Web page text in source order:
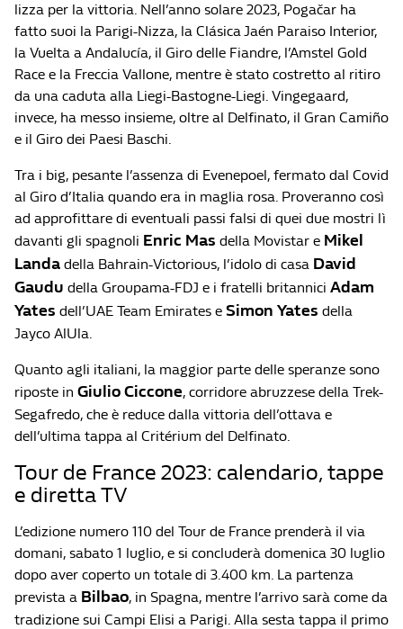
lizza per la vittoria. Nell’anno solare 2023, Pogačar ha
fatto suoi la Parigi-Nizza, la Clásica Jaén Paraiso Interior,
la Vuelta a Andalucía, il Giro delle Fiandre, l’Amstel Gold
Race e la Freccia Vallone, mentre è stato costretto al ritiro
da una caduta alla Liegi-Bastogne-Liegi. Vingegaard,
invece, ha messo insieme, oltre al Delfinato, il Gran Camiño
e il Giro dei Paesi Baschi.
Tra i big, pesante l’assenza di Evenepoel, fermato dal Covid
al Giro d’Italia quando era in maglia rosa. Proveranno così
ad approfittare di eventuali passi falsi di quei due mostri lì
davanti gli spagnoli Enric Mas della Movistar e Mikel
Landa della Bahrain-Victorious, l’idolo di casa David
Gaudu della Groupama-FDJ e i fratelli britannici Adam
Yates dell’UAE Team Emirates e Simon Yates della
Jayco AlUla.
Quanto agli italiani, la maggior parte delle speranze sono
riposte in Giulio Ciccone, corridore abruzzese della Trek-
Segafredo, che è reduce dalla vittoria dell’ottava e
dell’ultima tappa al Critérium del Delfinato.
Tour de France 2023: calendario, tappe
e diretta TV
L’edizione numero 110 del Tour de France prenderà il via
domani, sabato 1 luglio, e si concluderà domenica 30 luglio
dopo aver coperto un totale di 3.400 km. La partenza
prevista a Bilbao, in Spagna, mentre l’arrivo sarà come da
tradizione sui Campi Elisi a Parigi. Alla sesta tappa il primo